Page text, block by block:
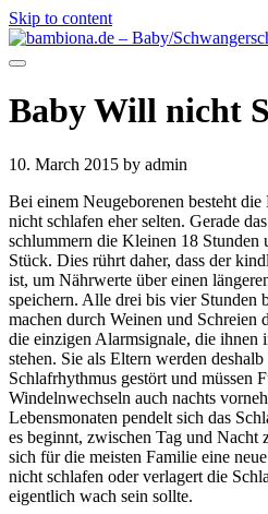
Skip to content
Baby Will nicht
10. March 2015 by admin
Bei einem Neugeborenen besteht
nicht schlafen eher selten. Gerade
schlummern die Kleinen 18 Stunden
Stück. Dies rührt daher, dass der
ist, um Nährwerte über einen
speichern. Alle drei bis vier Stunden
machen durch Weinen und Schreien
die einzigen Alarmsignale, die ihnen
stehen. Sie als Eltern werden
Schlafrhythmus gestört und müssen
Windelnwechseln auch nachts
Lebensmonaten pendelt sich das
es beginnt, zwischen Tag und Nacht
sich für die meisten Familie eine
nicht schlafen oder verlagert die
eigentlich wach sein sollte.